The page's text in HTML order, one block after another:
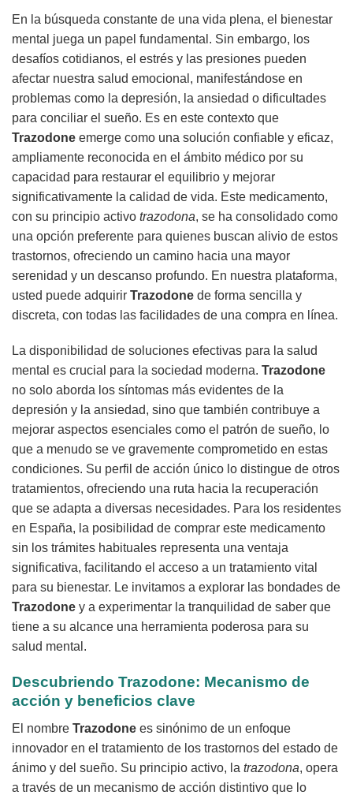
En la búsqueda constante de una vida plena, el bienestar
mental juega un papel fundamental. Sin embargo, los
desafíos cotidianos, el estrés y las presiones pueden
afectar nuestra salud emocional, manifestándose en
problemas como la depresión, la ansiedad o dificultades
para conciliar el sueño. Es en este contexto que
Trazodone emerge como una solución confiable y eficaz,
ampliamente reconocida en el ámbito médico por su
capacidad para restaurar el equilibrio y mejorar
significativamente la calidad de vida. Este medicamento,
con su principio activo trazodona, se ha consolidado como
una opción preferente para quienes buscan alivio de estos
trastornos, ofreciendo un camino hacia una mayor
serenidad y un descanso profundo. En nuestra plataforma,
usted puede adquirir Trazodone de forma sencilla y
discreta, con todas las facilidades de una compra en línea.
La disponibilidad de soluciones efectivas para la salud
mental es crucial para la sociedad moderna. Trazodone
no solo aborda los síntomas más evidentes de la
depresión y la ansiedad, sino que también contribuye a
mejorar aspectos esenciales como el patrón de sueño, lo
que a menudo se ve gravemente comprometido en estas
condiciones. Su perfil de acción único lo distingue de otros
tratamientos, ofreciendo una ruta hacia la recuperación
que se adapta a diversas necesidades. Para los residentes
en España, la posibilidad de comprar este medicamento
sin los trámites habituales representa una ventaja
significativa, facilitando el acceso a un tratamiento vital
para su bienestar. Le invitamos a explorar las bondades de
Trazodone y a experimentar la tranquilidad de saber que
tiene a su alcance una herramienta poderosa para su
salud mental.
Descubriendo Trazodone: Mecanismo de
acción y beneficios clave
El nombre Trazodone es sinónimo de un enfoque
innovador en el tratamiento de los trastornos del estado de
ánimo y del sueño. Su principio activo, la trazodona, opera
a través de un mecanismo de acción distintivo que lo